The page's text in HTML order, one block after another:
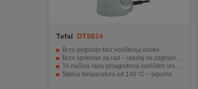
UČINKOVITOSTI
Tefal DT9814
Brzo peglanje bez korištenja daske
Brzo spreman za rad – uređaj se zagrijava za samo 30 sekundi
Tri načina rada prilagođena različitim vrstama tkanine
Stalna temperatura od 140 °C – sigurna za sve vrste odjeće